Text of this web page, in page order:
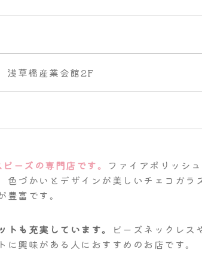
浅草橋産業会館2F
ーズの専門店です。 ファイアポリッシ
づかいとデザインが美しいチェコガラ
富です。
も充実しています。
ビーズネックレス
興味がある人におすすめのお店です。